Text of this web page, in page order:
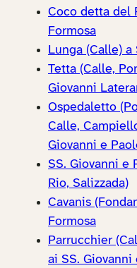
Coco detta del
Formosa
Lunga (Calle) a
Tetta (Calle,
Giovanni
Ospedaletto
Calle,
Giovanni e
SS. Giovanni e
Rio, Salizzada)
Cavanis
Formosa
Parrucchier
ai SS. Giovanni